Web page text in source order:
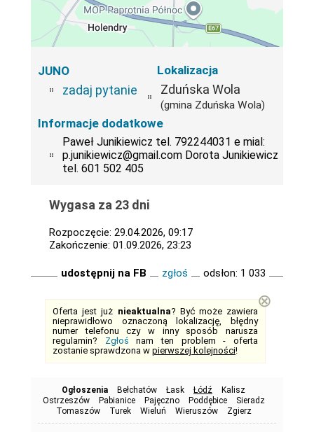
JUNO
zadaj pytanie
Lokalizacja
Zduńska Wola
(gmina Zduńska Wola)
Informacje dodatkowe
Paweł Junikiewicz tel. 792244031 e mial:
p.junikiewicz@gmail.com Dorota Junikiewicz
tel. 601 502 405
Wygasa za 23 dni
Rozpoczęcie: 29.04.2026, 09:17
Zakończenie: 01.09.2026, 23:23
udostępnij na FB zgłoś odsłon: 1 033
Oferta jest już nieaktualna? Być może zawiera
nieprawidłowo oznaczoną lokalizację, błędny
numer telefonu czy w inny sposób narusza
regulamin? Zgłoś nam ten problem - oferta
zostanie sprawdzona w pierwszej kolejności!
⊗
Ogłoszenia Bełchatów Łask Łódź
Kalisz
Ostrzeszów
Pabianice Pajęczno Poddębice
Sieradz
Tomaszów
Turek Wieluń Wieruszów Zgierz